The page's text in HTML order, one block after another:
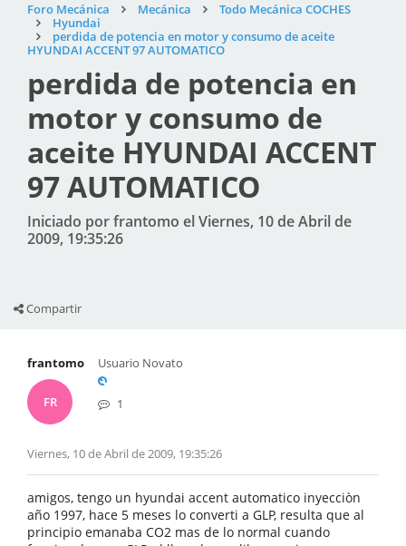
Foro Mecánica Mecánica
Todo Mecánica COCHES
Hyundai
perdida de potencia en motor y consumo de aceite
HYUNDAI ACCENT 97 AUTOMATICO
perdida de potencia en
motor y consumo de
aceite HYUNDAI ACCENT
97 AUTOMATICO
Iniciado por frantomo el Viernes, 10 de Abril de
2009, 19:35:26
Compartir
frantomo
FR
Usuario Novato
1
Viernes, 10 de Abril de 2009, 19:35:26
amigos, tengo un hyundai accent automatico inyecciòn
año 1997, hace 5 meses lo converti a GLP, resulta que al
principio emanaba CO2 mas de lo normal cuando